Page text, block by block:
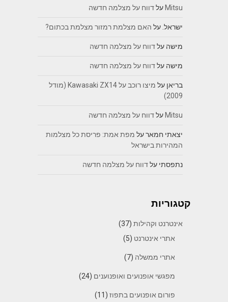
Mitsu עלדווח על מצלמה חדשה
ישראל. על האם מצלמת רמזור מצלמת בכתום?
מישה עלדווח על מצלמה חדשה
מישה עלדווח על מצלמה חדשה
בריאן על
מיצו רוכב על Kawasaki ZX14 (מודל
2009)
Mitsu עלדווח על מצלמה חדשה
יצאתי חמארעל מפת אמת: פריסת כל מצלמות
המהירות בישראל
נתפסתי עלדווח על מצלמה חדשה
קטגוריות
אינטרנט וקהילות(37)
אתרי אינטרנט (5)
אתרי ממשלה (7)
מפגשי אופנועים ואופנוענים (24)
פורום אופנועים בתפוז(11)